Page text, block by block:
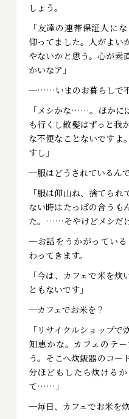
しょう。
「友達の連帯保証人に
仰ってました。人がよい
やないかと思う。心が素
かいなア」
─……いまのお暮らしで不
「メシかな……。ほかに
も行くし散髪はずっと
な不便なことないですよ
すし」
─服はどうされているんで
「服は仰山ね、捨てら
ない時はたっぱの合うも
た。……そやけどメシだ
─お話をうかがってい
わってきます。
「今は、カフェで米を
ともないです」
─カフェでお米を？
「リサイクルショップ
知恵かな。カフェのテ
う。そこへ炊飯器のコー
分ほどもしたら炊ける
て……」
─毎日、カフェでお米を